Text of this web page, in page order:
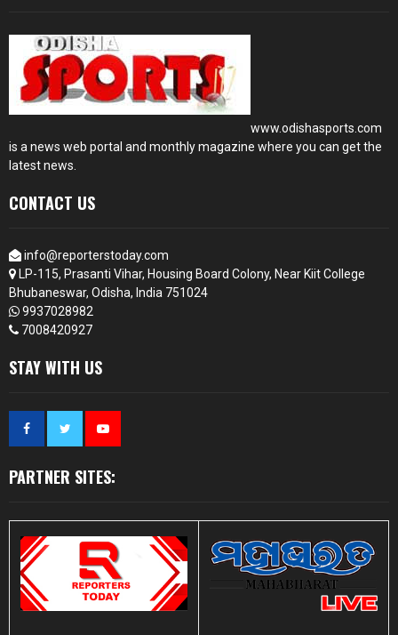
www.odishasports.com
is a news web portal and monthly magazine where you can get the
latest news.
CONTACT US
info@reporterstoday.com
LP-115, Prasanti Vihar, Housing Board Colony, Near Kiit College
Bhubaneswar, Odisha, India 751024
9937028982
7008420927
STAY WITH US
PARTNER SITES: